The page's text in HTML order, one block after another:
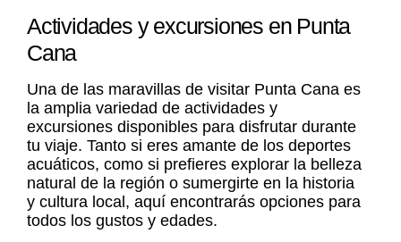
Actividades y excursiones en Punta
Cana
Una de las maravillas de visitar Punta Cana es
la amplia variedad de actividades y
excursiones disponibles para disfrutar durante
tu viaje. Tanto si eres amante de los deportes
acuáticos, como si prefieres explorar la belleza
natural de la región o sumergirte en la historia
y cultura local, aquí encontrarás opciones para
todos los gustos y edades.